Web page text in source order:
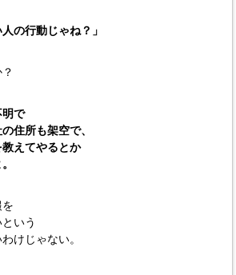
の行動じゃね？」
明で
住所も架空で、
えてやるとか
いう
けじゃない。